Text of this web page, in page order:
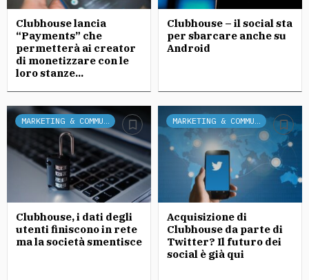
Clubhouse lancia
“Payments” che
permetterà ai creator
di monetizzare con le
loro stanze...
Clubhouse – il social sta
per sbarcare anche su
Android
MARKETING & COMMUNICATION
Clubhouse, i dati degli
utenti finiscono in rete
ma la società smentisce
MARKETING & COMMUNICATION
Acquisizione di
Clubhouse da parte di
Twitter? Il futuro dei
social è già qui